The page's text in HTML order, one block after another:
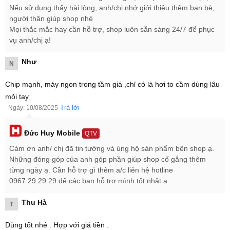
Samsung Galaxy Tab S11 Ultra 5G là chiếc tablet cao cấp
nhất trong series lần này
Samsung Galaxy Tab S11 Ultra 5G 1TB giá bao nhiêu?
Tại Đức Huy Mobile, máy tính bảng Samsung Galaxy Tab S11 Ultra
5G Mới 100% Nguyên Seal lên kệ với giá
Nếu sử dụng thấy hài lòng, anh/chị nhớ giới thiệu thêm bạn bè,
người thân giúp shop nhé
Mọi thắc mắc hay cần hỗ trợ, shop luôn sẵn sàng 24/7 để phục
vụ anh/chị ạ!
N Như
Chip mạnh, máy ngon trong tầm giá ,chỉ có là hơi to cầm dùng lâu
mỏi tay
Ngày: 10/08/2025 Trả lời
Đức Huy Mobile QTV
Cám ơn anh/ chị đã tin tưởng và ủng hộ sản phẩm bên shop ạ.
Những đóng góp của anh góp phần giúp shop cố gắng thêm
từng ngày ạ. Cần hỗ trợ gì thêm a/c liên hệ hotline
0967.29.29.29 để các bạn hỗ trợ mình tốt nhât ạ
T Thu Hà
Dùng tốt nhé . Hợp với giá tiền .